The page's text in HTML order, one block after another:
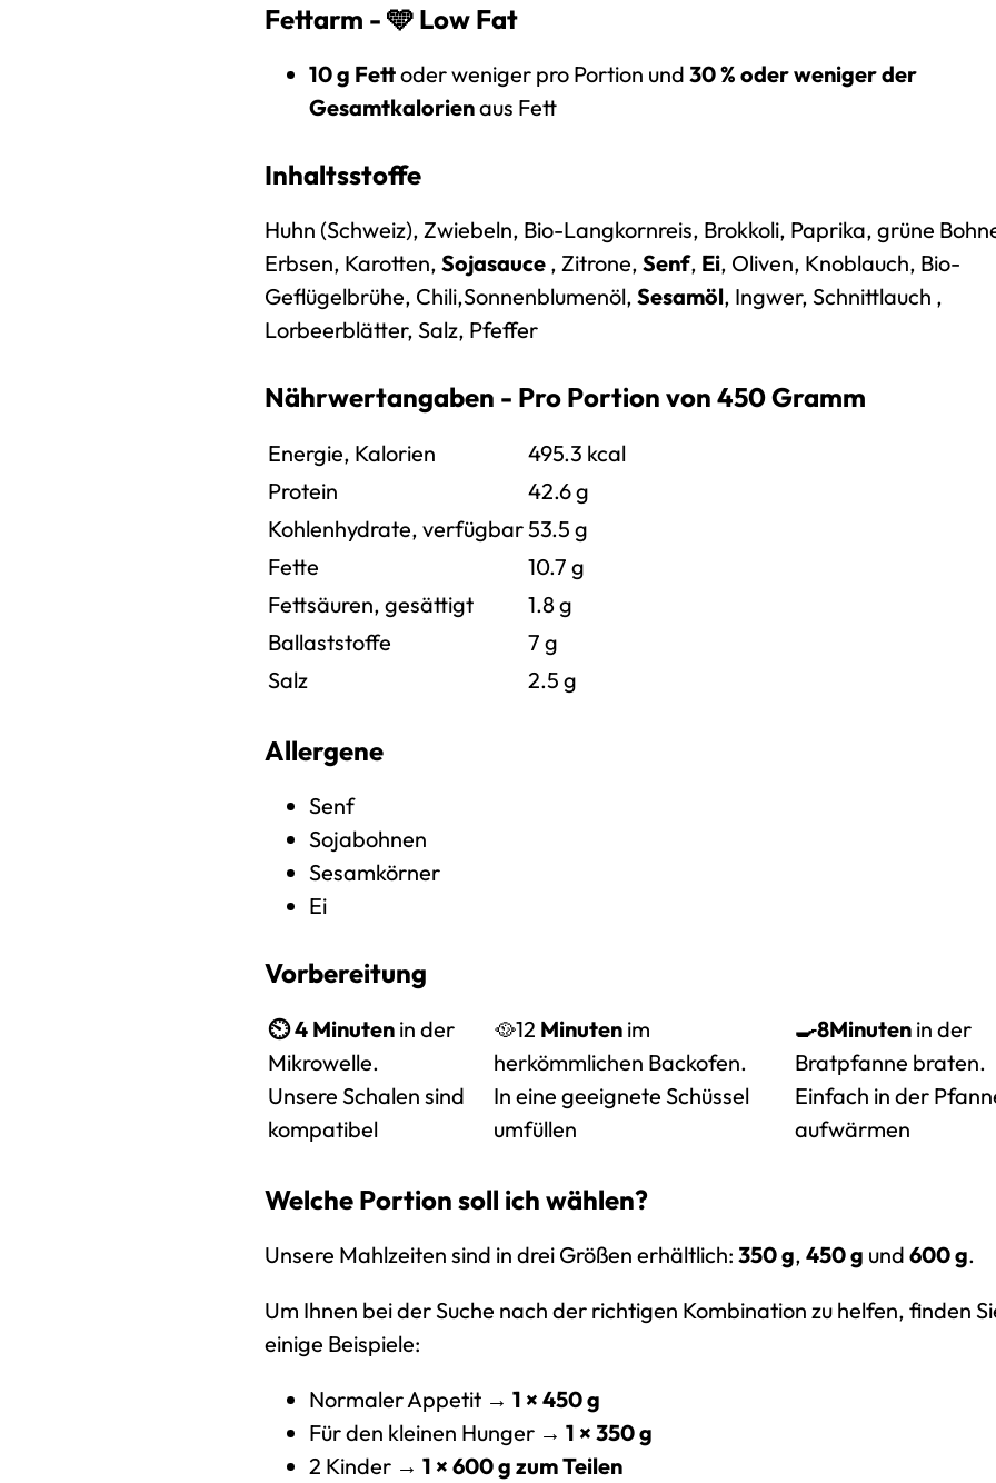
Fettarm - 🩵 Low Fat
10 g Fettoder weniger pro Portion und 30 % oder weniger der
Gesamtkalorienaus Fett
Inhaltsstoffe
Huhn (Schweiz), Zwiebeln, Bio-Langkornreis, Brokkoli, Paprika, grüne
Erbsen, Karotten, Sojasauce , Zitrone, Senf, Ei, Oliven, Knoblauch, Bio-
Geflügelbrühe, Chili,Sonnenblumenöl, Sesamöl, Ingwer, Schnittlauch ,
Lorbeerblätter, Salz, Pfeffer
Nährwertangaben - Pro Portion von 450 Gramm
Energie, Kalorien
495.3 kcal
Protein
42.6 g
Kohlenhydrate, verfügbar53.5 g
Fette
10.7 g
Fettsäuren, gesättigt
1.8g
Ballaststoffe
7 g
Salz
2.5 g
Allergene
Senf
Sojabohnen
Sesamkörner
Ei
Vorbereitung
⏲️4 Minuten in der
Mikrowelle.
Unsere Schalen sind
kompatibel
🥘12 Minuten im
herkömmlichen Backofen.
In eine geeignete Schüssel
umfüllen
🍳8Minuten in der
Bratpfanne braten.
Einfach in der
aufwärmen
Welche Portion soll ich wählen?
Unsere Mahlzeiten sind in drei Größen erhältlich: 350 g, 450 g und 600 g.
Um Ihnen bei der Suche nach der richtigen Kombination zu helfen, finden
einige Beispiele:
Normaler Appetit → 1 × 450 g
Für den kleinen Hunger → 1 × 350 g
2 Kinder → 1 × 600 g zum Teilen